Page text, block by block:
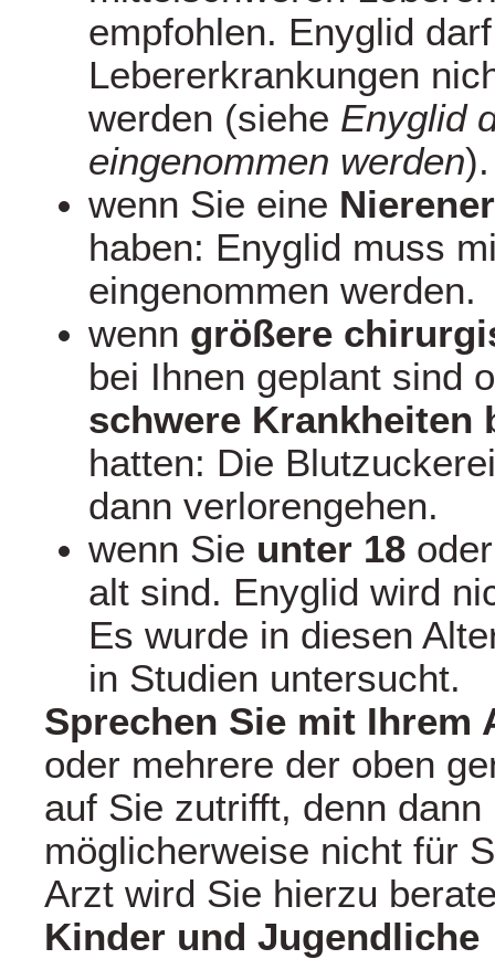
empfohlen. Enyglid
Lebererkrankungen
werden (siehe Enyglid
eingenommen werden).
wenn Sie eine
haben: Enyglid muss
eingenommen werden.
wenn größere
bei Ihnen geplant sind
schwere Krankheiten
hatten: Die
dann verlorengehen.
wenn Sie unter 18
alt sind. Enyglid wird
Es wurde in diesen
in Studien untersucht.
Sprechen Sie mit Ihrem
oder mehrere der oben
auf Sie zutrifft, denn
möglicherweise nicht für
Arzt wird Sie hierzu
Kinder und Jugendliche